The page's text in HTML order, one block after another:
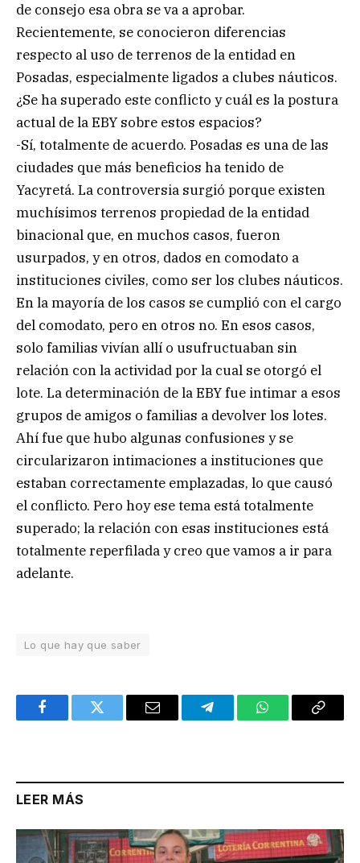
de consejo esa obra se va a aprobar.
Recientemente, se conocieron diferencias
respecto al uso de terrenos de la entidad en
Posadas, especialmente ligados a clubes náuticos.
¿Se ha superado este conflicto y cuál es la postura
actual de la EBY sobre estos espacios?
-Sí, totalmente de acuerdo. Posadas es una de las
ciudades que más beneficios ha tenido de
Yacyretá. La controversia surgió porque existen
muchísimos terrenos propiedad de la entidad
binacional que, en muchos casos, fueron
usurpados, y en otros, dados en comodato a
instituciones civiles, como ser los clubes náuticos.
En la mayoría de los casos se cumplió con el cargo
del comodato, pero en otros no. En esos casos,
solo familias vivían allí o usufructuaban sin
relación con la actividad por la cual se otorgó el
lote. La determinación de la EBY fue intimar a esos
grupos de amigos o familias a devolver los lotes.
Ahí fue que hubo algunas confusiones y se
circularizaron intimaciones a instituciones que
estaban correctamente emplazadas, lo que causó
el conflicto. Pero hoy ese tema está totalmente
superado; la relación con esas instituciones está
totalmente reperfilada y creo que vamos a ir para
adelante.
Lo que hay que saber
FacebookTwitter Email TelegramWhatsAppCopy
LEER MÁS